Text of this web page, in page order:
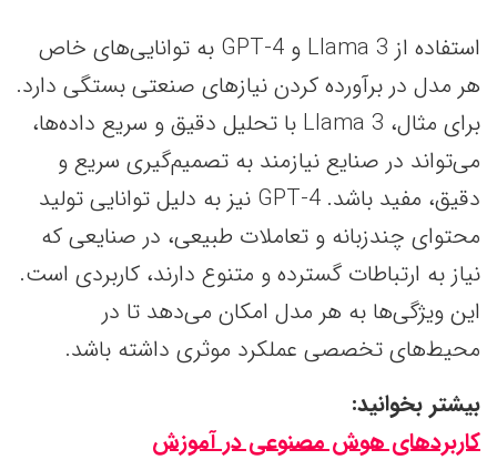
استفاده از Llama 3 و GPT-4 به توانایی‌های خاص
هر مدل در برآورده کردن نیازهای صنعتی بستگی دارد.
برای مثال، Llama 3 با تحلیل دقیق و سریع داده‌ها،
می‌تواند در صنایع نیازمند به تصمیم‌گیری سریع و
دقیق، مفید باشد. GPT-4 نیز به دلیل توانایی تولید
محتوای چندزبانه و تعاملات طبیعی، در صنایعی که
نیاز به ارتباطات گسترده و متنوع دارند، کاربردی است.
این ویژگی‌ها به هر مدل امکان می‌دهد تا در
محیط‌های تخصصی عملکرد موثری داشته باشد.
بیشتر بخوانید:
کاربردهای هوش مصنوعی در آموزش